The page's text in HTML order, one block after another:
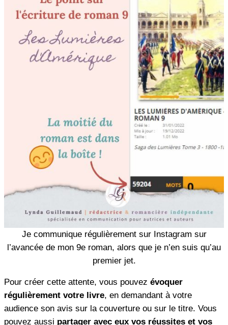
Je communique régulièrement sur Instagram sur
l’avancée de mon 9e roman, alors que je n’en suis qu’au
premier jet.
Pour créer cette attente, vous pouvez évoquer
régulièrement votre livre, en demandant à votre
audience son avis sur la couverture ou sur le titre. Vous
pouvez aussi partager avec eux vos réussites et vos